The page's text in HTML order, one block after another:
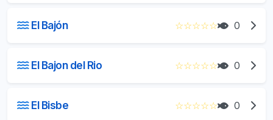
El Bajón ☆☆☆☆☆ 0
El Bajon del Rio ☆☆☆☆☆ 0
El Bisbe ☆☆☆☆☆ 0